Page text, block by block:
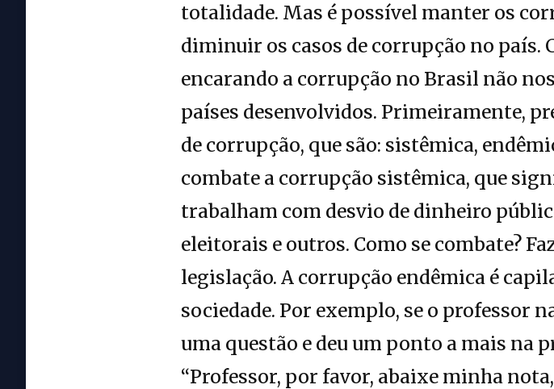
totalidade. Mas é possível manter os
diminuir os casos de corrupção no país.
encarando a corrupção no Brasil não
países desenvolvidos. Primeiramente,
de corrupção, que são: sistêmica,
combate a corrupção sistêmica, que
trabalham com desvio de dinheiro
eleitorais e outros. Como se combate?
legislação. A corrupção endêmica é
sociedade. Por exemplo, se o professor
uma questão e deu um ponto a mais na
“Professor, por favor, abaixe minha